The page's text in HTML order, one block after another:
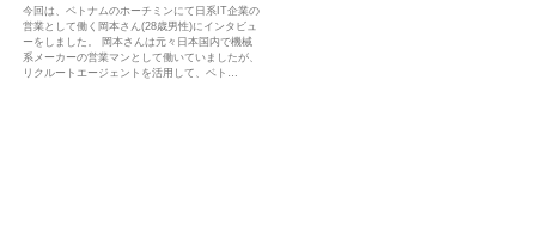
今回は、ベトナムのホーチミンにて日系IT企業の
営業として働く岡本さん(28歳男性)にインタビュ
ーをしました。 岡本さんは元々日本国内で機械
系メーカーの営業マンとして働いていましたが、
リクルートエージェントを活用して、ベト…